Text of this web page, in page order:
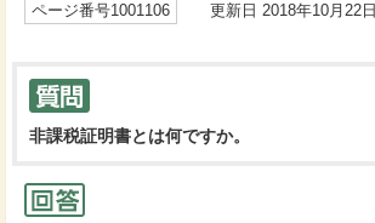
ページ番号1001106 更新日 2018年10月22日
非課税証明書とは何ですか。